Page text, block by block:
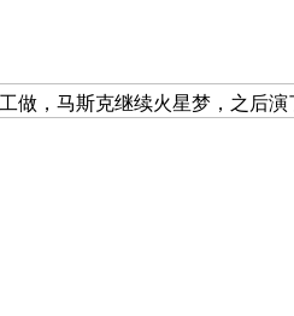
，马斯克继续火星梦，之后